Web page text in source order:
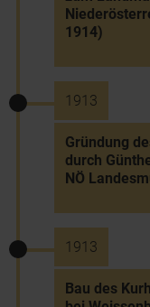
1914)
1913
Gründung
durch
NÖ
1913
Bau des